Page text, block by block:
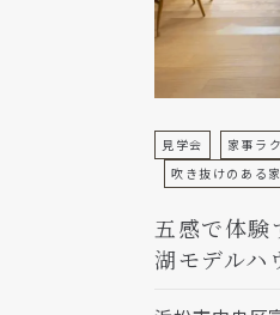
見学会 家事ラ
吹き抜けのある家
五感で体験
湖モデルハ